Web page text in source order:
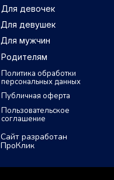
Сайт разработан
ПроКлик
Публичная оферта
Пользовательское
соглашение
Политика обработки
персональных данных
Родителям
Для мужчин
Для девушек
Для девочек